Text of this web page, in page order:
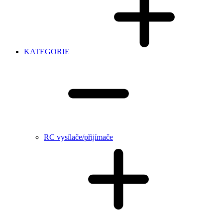
KATEGORIE
RC vysílače/přijímače